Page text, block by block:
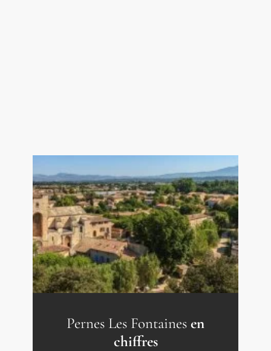
Pernes Les Fontaines en
chiffres